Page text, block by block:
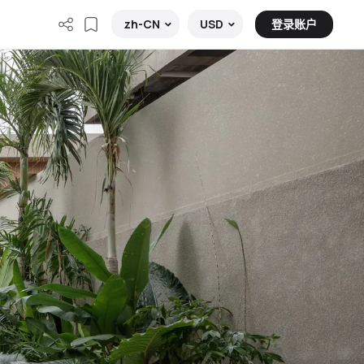
zh-CN USD 登录账户